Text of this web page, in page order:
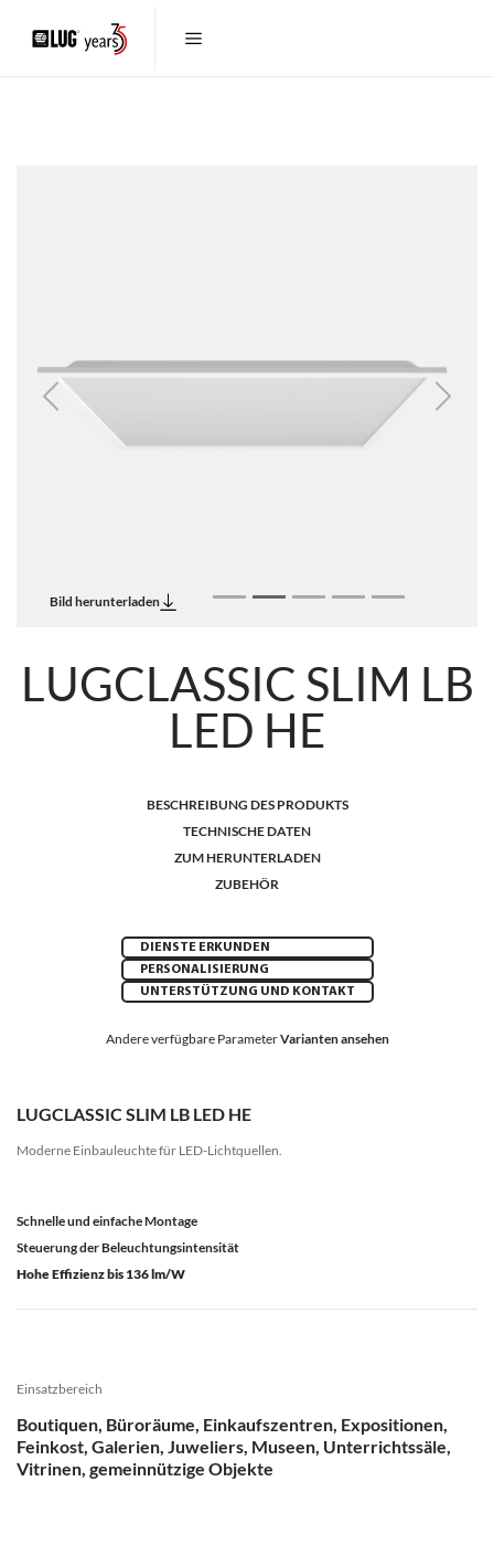
Previous Next
Bild herunterladen
LUGCLASSIC SLIM LB
LED HE
BESCHREIBUNG DES PRODUKTS
TECHNISCHE DATEN
ZUM HERUNTERLADEN
ZUBEHÖR
DIENSTE ERKUNDEN
PERSONALISIERUNG
UNTERSTÜTZUNG UND KONTAKT
Andere verfügbare ParameterVarianten ansehen
LUGCLASSIC SLIM LB LED HE
Moderne Einbauleuchte für LED-Lichtquellen.
Schnelle und einfache Montage
Steuerung der Beleuchtungsintensität
Hohe Effizienz bis 136 lm/W
Einsatzbereich
Boutiquen, Büroräume, Einkaufszentren, Expositionen,
Feinkost, Galerien, Juweliers, Museen, Unterrichtssäle,
Vitrinen, gemeinnützige Objekte